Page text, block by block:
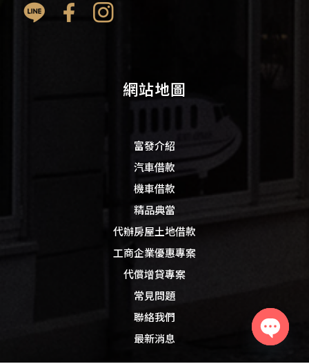
網站地圖
富發介紹
汽車借款
機車借款
精品典當
代辦房屋土地借款
工商企業優惠專案
代償增貸專案
常見問題
聯絡我們
最新消息
chaty